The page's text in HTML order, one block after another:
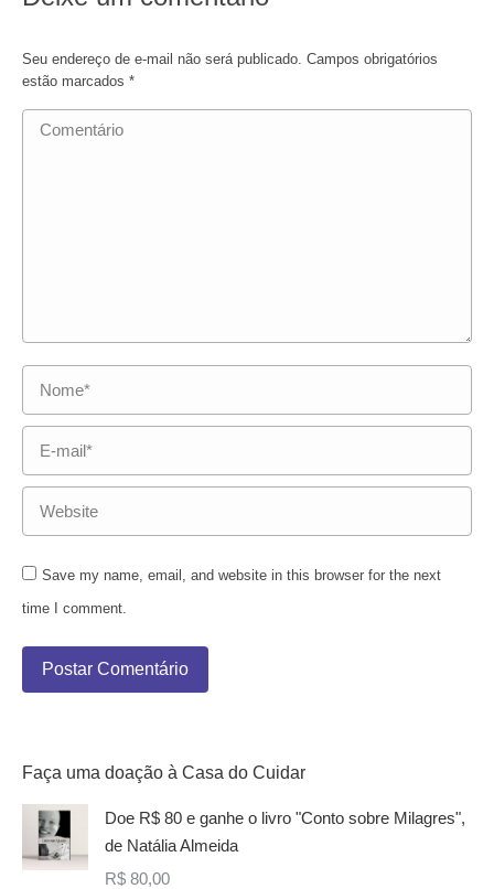
Seu endereço de e-mail não será publicado. Campos obrigatórios
estão marcados *
Comentário
Nome *
E-mail *
Website
Save my name, email, and website in this browser for the next
time I comment.
Postar Comentário
Faça uma doação à Casa do Cuidar
Doe R$ 80 e ganhe o livro "Conto sobre Milagres",
de Natália Almeida
R$ 80,00